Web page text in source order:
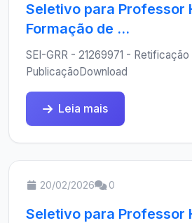
Seletivo para Professor
Formação de ...
SEI-GRR - 21269971 - Retificação
PublicaçãoDownload
Leia mais
20/02/2026 0
Seletivo para Professor